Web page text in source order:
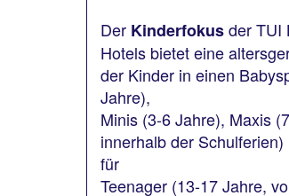
Der Kinderfokusder TUI
Hotels bietet eine
der Kinder in einen
Jahre),
Minis (3-6 Jahre), Maxis
innerhalb der
für
Teenager (13-17 Jahre,